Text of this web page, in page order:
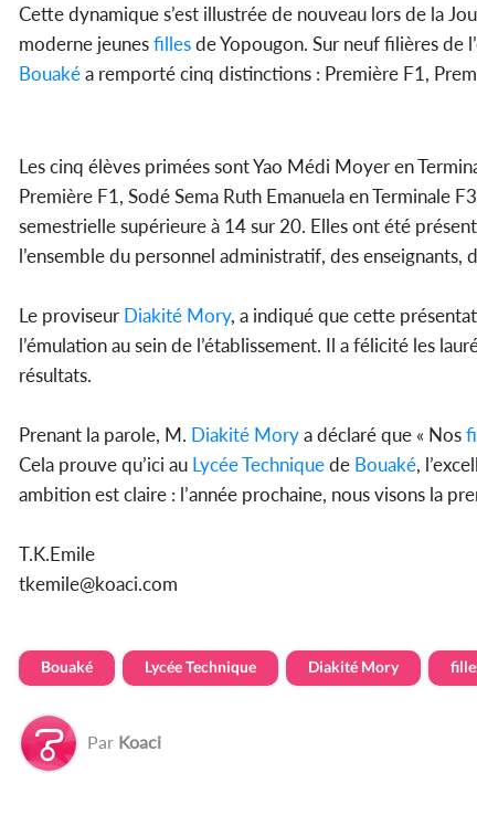
Cette dynamique s’est illustrée de nouveau lors de la
moderne jeunesfillesde Yopougon. Sur neuf filières de
Bouakéa remporté cinq distinctions : Première F1,
Les cinq élèves primées sont Yao Médi Moyer en
Première F1, Sodé Sema Ruth Emanuela en Terminale
semestrielle supérieure à 14 sur 20. Elles ont été
l’ensemble du personnel administratif, des enseignants,
Le proviseur Diakité Mory, a indiqué que cette
l’émulation au sein de l’établissement. Il a félicité les
résultats.
Prenant la parole, M. Diakité Morya déclaré que « Nos
Cela prouve qu’ici au Lycée Techniquede Bouaké,
ambition est claire : l’année prochaine, nous visons la
T.K.Emile
tkemile@koaci.com
Bouaké Lycée Technique Diakité Mory
Par Koaci